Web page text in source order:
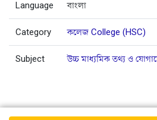
Language বাংলা
Category কলেজ College (HSC)
Subject উচ্চ মাধ্যমিক তথ্য ও